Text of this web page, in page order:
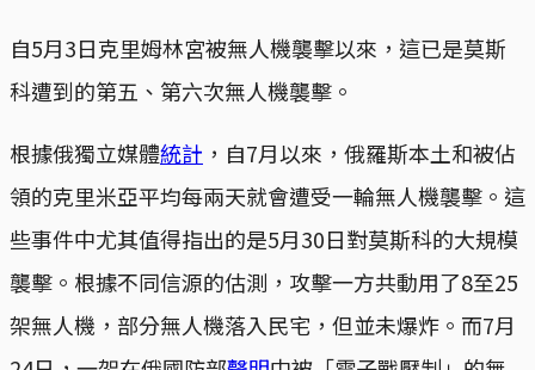
自5月3日克里姆林宮被無人機襲擊以來，這已是莫斯
科遭到的第五、第六次無人機襲擊。
根據俄獨立媒體統計 ，自7月以來，俄羅斯本土和被佔
領的克里米亞平均每兩天就會遭受一輪無人機襲擊。這
些事件中尤其值得指出的是5月30日對莫斯科的大規模
襲擊。根據不同信源的估測，攻擊一方共動用了8至25
架無人機，部分無人機落入民宅，但並未爆炸。而7月